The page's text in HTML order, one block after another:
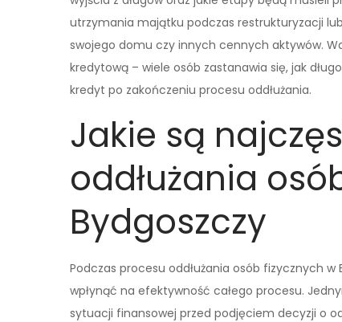
utrzymania majątku podczas restrukturyzacji
swojego domu czy innych cennych aktywów.
kredytową – wiele osób zastanawia się, jak
kredyt po zakończeniu procesu oddłużania.
Jakie są
oddłużania
Bydgoszczy
Podczas procesu oddłużania osób fizycznych
wpłynąć na efektywność całego procesu.
sytuacji finansowej przed podjęciem decyzji o